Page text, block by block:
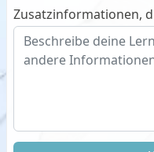
Zusatzinformationen,